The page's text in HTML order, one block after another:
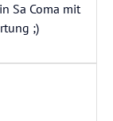
Sa Coma mit
;)